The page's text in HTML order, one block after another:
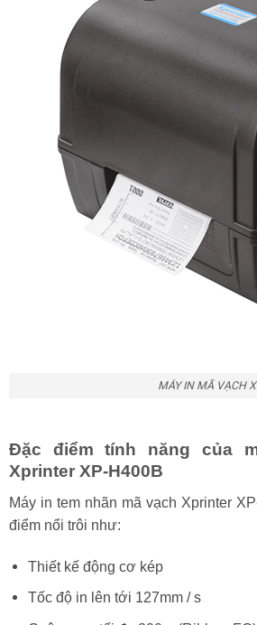
MÁY IN MÃ VẠCH
Đặc điểm tính năng của
Xprinter XP-H400B
Máy in tem nhãn mã vạch Xprinter
điểm nổi trôi như:
Thiết kế động cơ kép
Tốc độ in lên tới 127mm / s